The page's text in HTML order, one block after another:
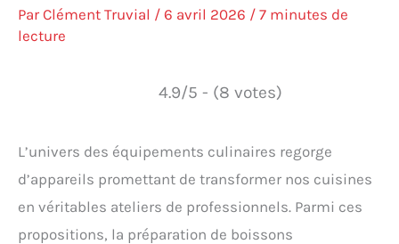
Par Clément Truvial / 6 avril 2026 / 7 minutes de
lecture
4.9/5 - (8 votes)
L’univers des équipements culinaires regorge
d’appareils promettant de transformer nos cuisines
en véritables ateliers de professionnels. Parmi ces
propositions, la préparation de boissons